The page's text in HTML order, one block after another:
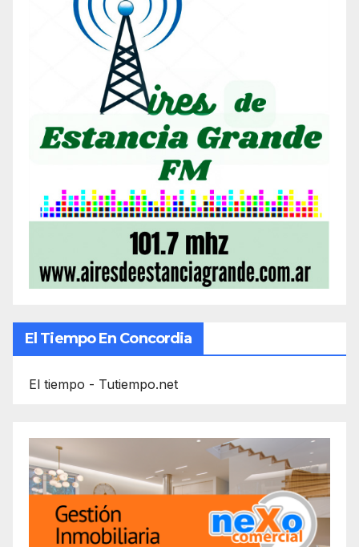
El Tiempo En Concordia
El tiempo - Tutiempo.net